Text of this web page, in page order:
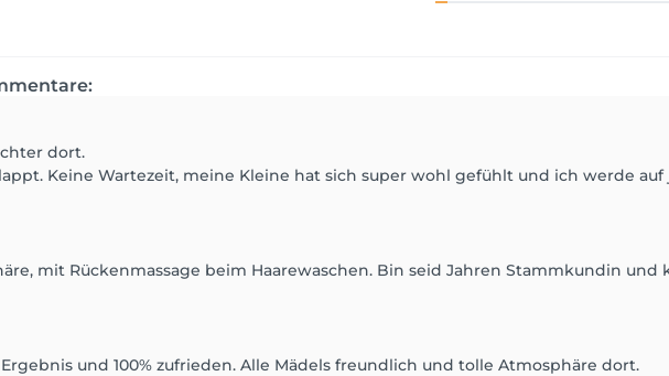
dort.
Keine Wartezeit, meine Kleine hat sich super wohl gefühlt und ich werde
mit Rückenmassage beim Haarewaschen. Bin seid Jahren Stammkundin
und 100% zufrieden. Alle Mädels freundlich und tolle Atmosphäre dort.